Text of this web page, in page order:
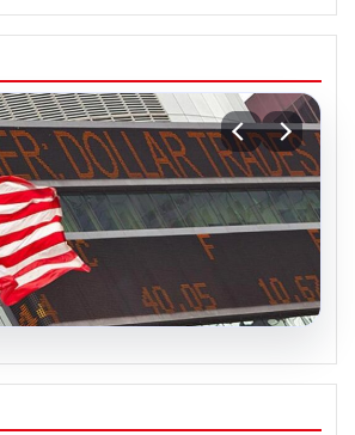
Ne Zaman Açıklanacak?
Belirlenen Tarih ve Piyasa